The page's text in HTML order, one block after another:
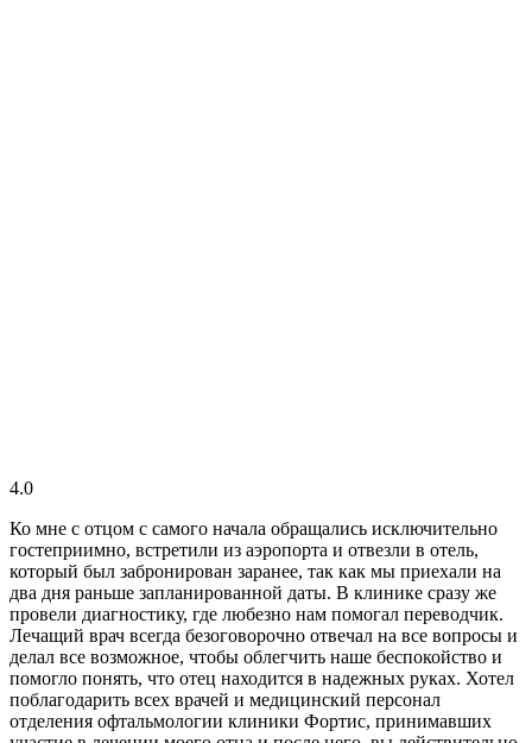
4.0
Ко мне с отцом с самого начала обращались исключительно
гостеприимно, встретили из аэропорта и отвезли в отель,
который был забронирован заранее, так как мы приехали на
два дня раньше запланированной даты. В клинике сразу же
провели диагностику, где любезно нам помогал переводчик.
Лечащий врач всегда безоговорочно отвечал на все вопросы и
делал все возможное, чтобы облегчить наше беспокойство и
помогло понять, что отец находится в надежных руках. Хотел
поблагодарить всех врачей и медицинский персонал
отделения офтальмологии клиники Фортис, принимавших